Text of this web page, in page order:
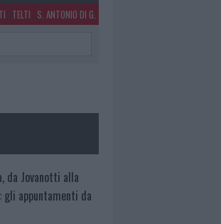
TELTI S. ANTONIO DI G.
da Jovanotti alla
gli appuntamenti da